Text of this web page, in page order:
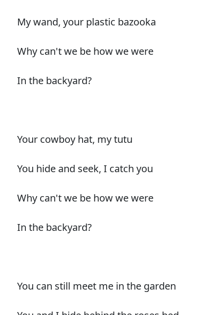
My wand, your plastic bazooka
Why can't we be how we were
In the backyard?
Your cowboy hat, my tutu
You hide and seek, I catch you
Why can't we be how we were
In the backyard?
You can still meet me in the garden